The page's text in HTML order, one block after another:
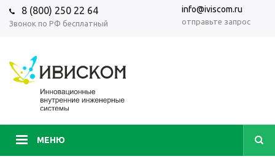
8 (800) 250 22 64
Звонок по РФ бесплатный
info@iviscom.ru
отправьте запрос
МЕНЮ